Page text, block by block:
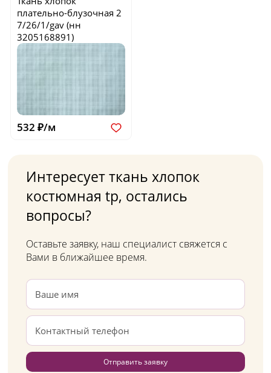
плательно-блузочная2
7/26/1/gav (нн
3205168891)
532 ₽/м
Интересует ткань хлопок
костюмная tp, остались
вопросы?
Оставьте заявку, наш специалист свяжется с
Вами в ближайшее время.
Отправить заявку